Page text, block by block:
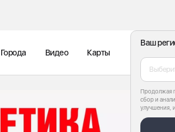
Ваш
Продолжая
сбор и
улучшения,
Города Видео Карты